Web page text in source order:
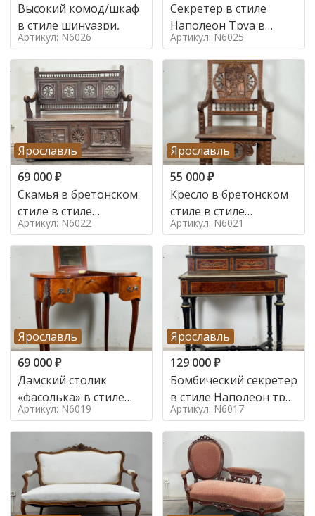
Высокий комод/шкаф
в стиле шинуазри,
Артикул: N6026
Секретер в стиле
Наполеон Труа в
стиле 19 век
Артикул: N6025
Ярославль
69 000₽
Скамья в бретонском
стиле в стиле
Артикул: N6022
Ярославль
55 000₽
Кресло в бретонском
стиле в стиле
Артикул: N6021
Ярославль
69 000₽
Дамский столик
«фасолька» в стиле
Луи 16,
Артикул: N6019
Ярославль
129 000₽
Бомбический секретер
в стиле Наполеон труа
в стиле
Артикул: N6017